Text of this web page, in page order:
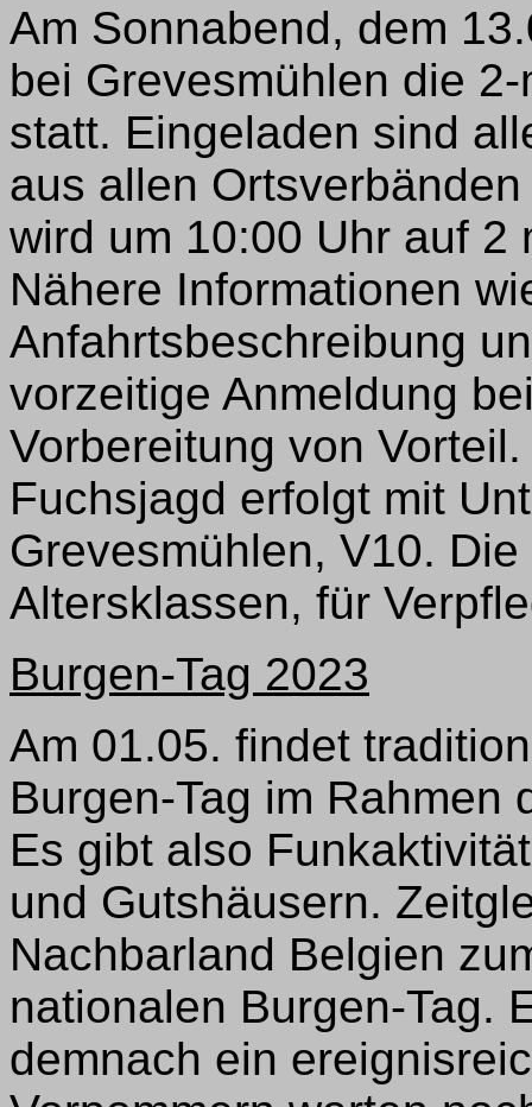
Am Sonnabend, dem
bei Grevesmühlen die
statt. Eingeladen sind
aus allen
wird um 10:00 Uhr auf 2
Nähere Informationen
Anfahrtsbeschreibung
vorzeitige Anmeldung
Vorbereitung von
Fuchsjagd erfolgt mit
Grevesmühlen, V10.
Altersklassen, für
Burgen-Tag 2023
Am 01.05. findet
Burgen-Tag im Rahmen
Es gibt also
und Gutshäusern.
Nachbarland Belgien
nationalen Burgen-Tag.
demnach ein